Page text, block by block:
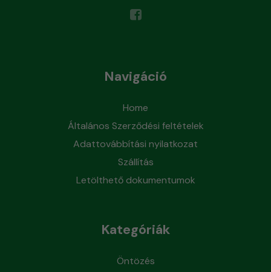
Navigáció
Home
Általános Szerződési feltételek
Adattovábbítási nyilatkozat
Szállítás
Letölthető dokumentumok
Kategóriák
Öntözés